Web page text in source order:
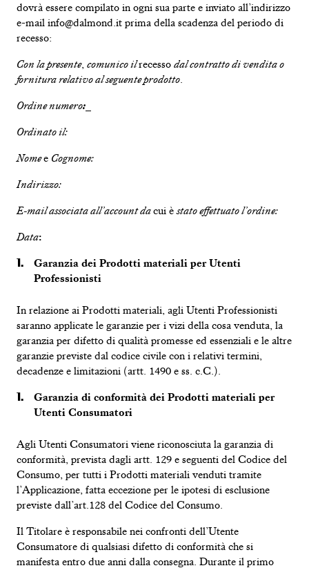
dovrà essere compilato in ogni sua parte e inviato all’indirizzo
e-mail info@dalmond.it prima della scadenza del periodo di
recesso:
Con la presente, comunico ilrecesso dal contratto di vendita o
fornitura relativo al seguente prodotto.
Ordine numero:_
Ordinato il:
Nomee Cognome:
Indirizzo:
E-mailassociata all’accountdacui èstatoeffettuato l’ordine:
Data:
Garanzia dei Prodotti materiali per Utenti
Professionisti
In relazione ai Prodotti materiali, agli Utenti Professionisti
saranno applicate le garanzie per i vizi della cosa venduta, la
garanzia per difetto di qualità promesse ed essenziali e le altre
garanzie previste dal codice civile con i relativi termini,
decadenze e limitazioni (artt. 1490 e ss. c.C.).
Garanzia di conformità dei Prodotti materiali per
Utenti Consumatori
Agli Utenti Consumatori viene riconosciuta la garanzia di
conformità, prevista dagli artt. 129 e seguenti del Codice del
Consumo, per tutti i Prodotti materiali venduti tramite
l’Applicazione, fatta eccezione per le ipotesi di esclusione
previste dall’art.128 del Codice del Consumo.
Il Titolare è responsabile nei confronti dell’Utente
Consumatore di qualsiasi difetto di conformità che si
manifesta entro due anni dalla consegna. Durante il primo